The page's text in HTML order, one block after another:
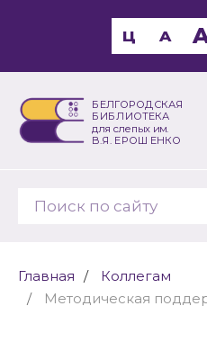
БЕЛГОРОДСКАЯ
БИБЛИОТЕКА
для слепых им.
В.Я. ЕРОШЕНКО
Ц A
Главная
Коллегам
Методическая